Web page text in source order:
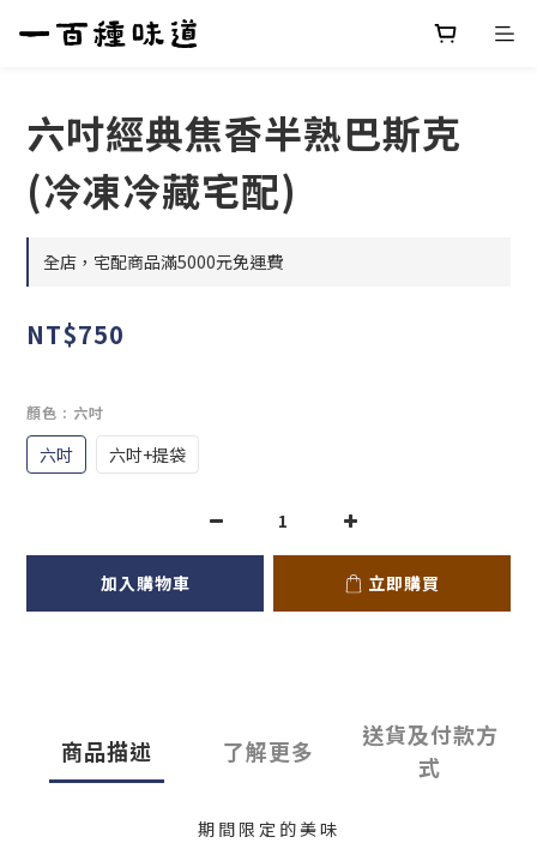
六吋經典焦香半熟巴斯克
(冷凍冷藏宅配)
全店，宅配商品滿5000元免運費
NT$750
顏色 : 六吋
六吋 六吋+提袋
加入購物車 立即購買
商品描述 了解更多
送貨及付款方
式
期 間 限 定 的 美 味